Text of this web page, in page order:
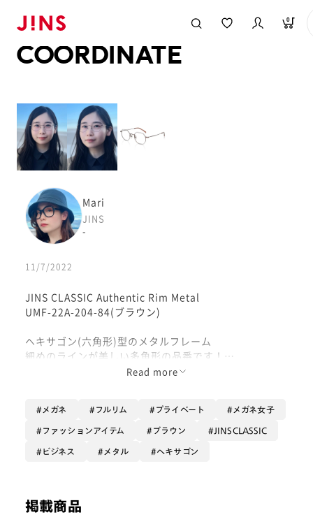
0
COORDINATE
Mari
JINS
-
11/7/2022
JINS CLASSIC Authentic Rim Metal
UMF-22A-204-84(ブラウン)
ヘキサゴン(六角形)型のメタルフレーム
細めのラインが美しい多角形の品番です！
シンプルかつミニマルな造りで、かけるだけでお顔の印
フレーム縦幅があり角が多いので、様々なお顔の形に合
います。
丸眼鏡は飽きてしまったから他の形を試したい！という
方におすすめです！
タムいただくと、スッキリしたラインを活かした爽やか
なサングラスに仕上がります！
Read more
メガネ フルリム プライベート メガネ女子
ファッションアイテム ブラウン JINSCLASSIC
ビジネス メタル ヘキサゴン
掲載商品